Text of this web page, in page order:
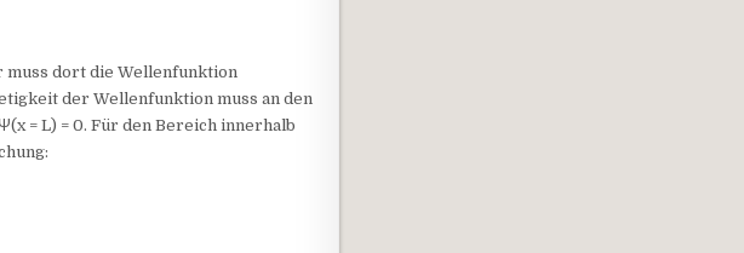
muss dort die Wellenfunktion
der Wellenfunktion muss an den
= L) = 0. Für den Bereich innerhalb